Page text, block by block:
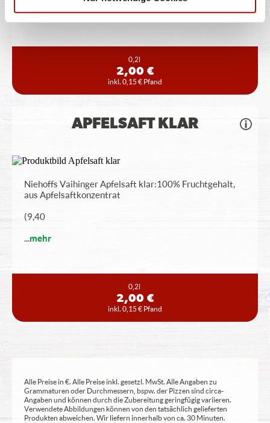
...mehr
0,2l
2,00 €
inkl. 0,15 € Pfand
APFELSAFT KLAR
Niehoffs Vaihinger Apfelsaft klar: 100% Fruchtgehalt,
aus Apfelsaftkonzentrat
(9,40
...mehr
0,2l
2,00 €
inkl. 0,15 € Pfand
Alle Preise in €. Alle Preise inkl. gesetzl. MwSt. Alle Angaben zu
Grammaturen oder Durchmessern, bspw. der Pizzen sind circa-
Angaben und können durch die Zubereitung geringfügig variieren.
Verwendete Abbildungen können von den tatsächlich gelieferten
Produkten abweichen. Wir liefern innerhalb von ca. 30 Minuten.